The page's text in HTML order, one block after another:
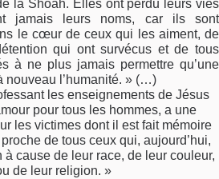
la Shoah. Elles ont perdu leurs vies
jamais leurs noms, car ils sont
le cœur de ceux qui les aiment, de
qui ont survécus et de tous
à ne plus jamais permettre qu’une
nouveau l’humanité. » (…)
les enseignements de Jésus
pour tous les hommes, a une
les victimes dont il est fait mémoire
de tous ceux qui, aujourd’hui,
cause de leur race, de leur couleur,
de leur religion. »